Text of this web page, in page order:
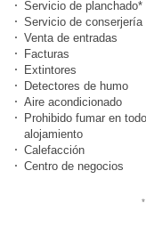
Servicio de planchado*
Servicio de conserjería
Venta de entradas
Facturas
Extintores
Detectores de humo
Aire acondicionado
Prohibido fumar en
alojamiento
Calefacción
Centro de negocios